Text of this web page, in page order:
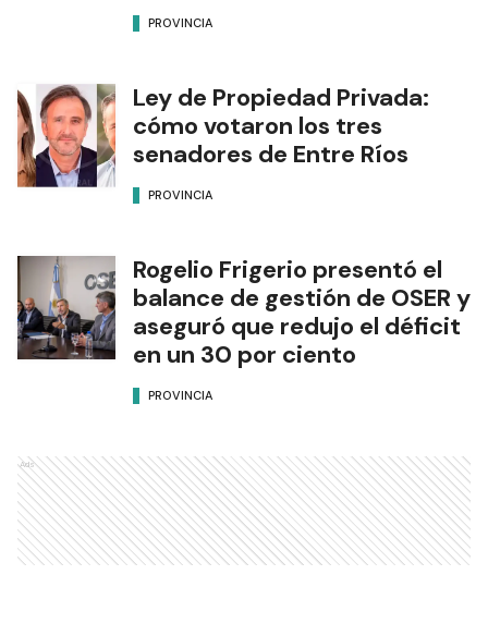
PROVINCIA
Ley de Propiedad Privada:
cómo votaron los tres
senadores de Entre Ríos
PROVINCIA
Rogelio Frigerio presentó el
balance de gestión de OSER y
aseguró que redujo el déficit
en un 30 por ciento
PROVINCIA
Ads